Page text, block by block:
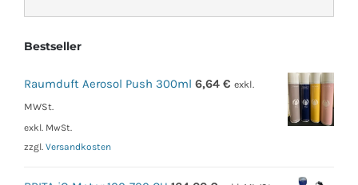
Bestseller
Raumduft Aerosol Push 300ml 6,64 € exkl.
MWSt.
exkl. MwSt.
zzgl. Versandkosten